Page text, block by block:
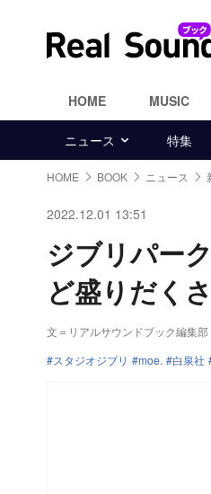
HOME MUSIC
ニュース 特集
HOME BOOK ニュース
2022.12.01 13:51
ジブリパー
ど盛りだく
文＝リアルサウンドブック編集部
スタジオジブリ
moe. 白泉社